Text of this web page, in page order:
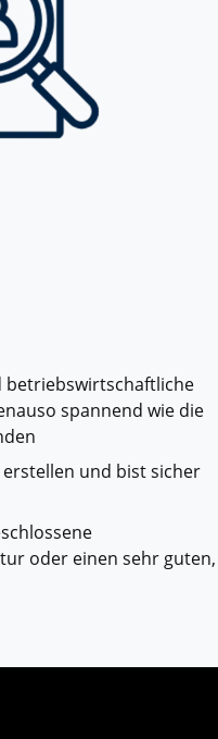
betriebswirtschaftliche
spannend wie die
erstellen und bist sicher
oder einen sehr guten,